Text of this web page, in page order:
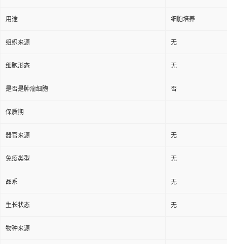
用途 细胞培养
组织来源 无
细胞形态 无
是否是肿瘤细胞 否
保质期
器官来源 无
免疫类型 无
品系 无
生长状态 无
物种来源